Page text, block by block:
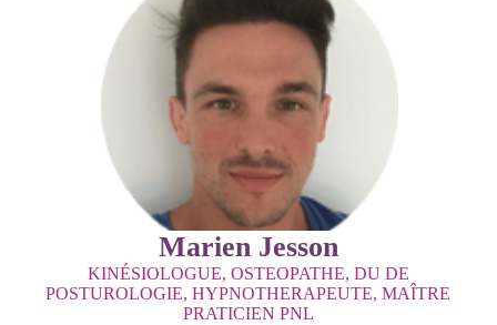
Marien Jesson
KINÉSIOLOGUE, OSTEOPATHE, DU DE
POSTUROLOGIE, HYPNOTHERAPEUTE, MAÎTRE
PRATICIEN PNL